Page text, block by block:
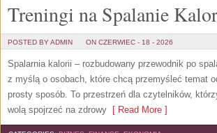
Treningi na Spalanie
POSTED BY ADMIN ON CZERWIEC - 18 - 2026
Spalarnia kalorii – rozbudowany przewodnik po
z myślą o osobach, które chcą przemyśleć temat
prosty sposób. To przestrzeń dla czytelników,
wolą spojrzeć na zdrowy [ Read More ]